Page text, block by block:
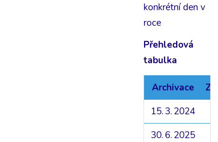
konkrétní den v
roce
Přehledová
tabulka
Archivace
15. 3. 2024
30. 6. 2025